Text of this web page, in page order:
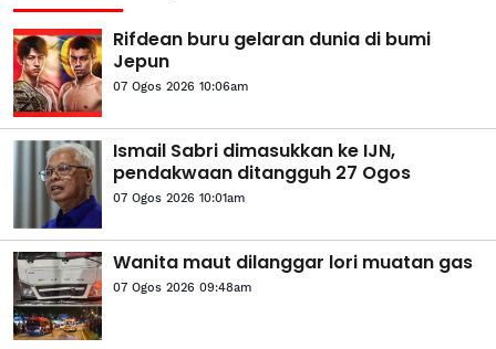
Rifdean buru gelaran dunia di bumi
Jepun
07 Ogos 2026 10:06am
Ismail Sabri dimasukkan ke IJN,
pendakwaan ditangguh 27 Ogos
07 Ogos 2026 10:01am
Wanita maut dilanggar lori muatan gas
07 Ogos 2026 09:48am